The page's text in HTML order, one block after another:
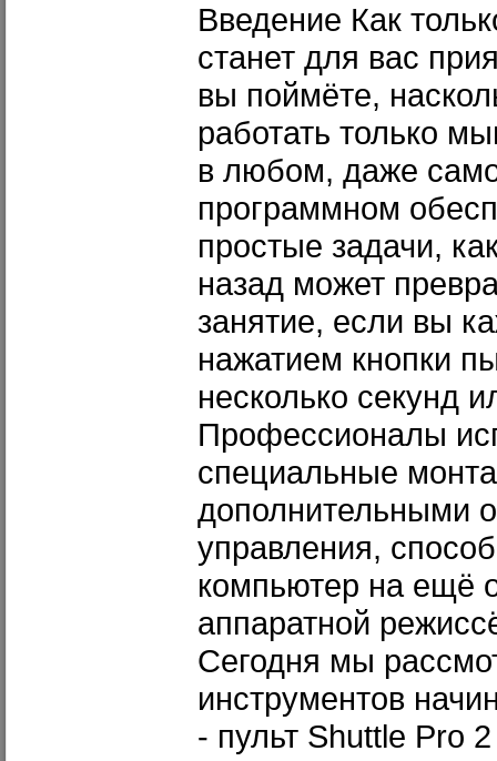
Введение Как
станет для вас
вы поймёте,
работать только
в любом, даже
программном
простые задачи,
назад может
занятие, если вы
нажатием кнопки
несколько секунд
Профессионалы
специальные
дополнительными
управления,
компьютер на ещё
аппаратной
Сегодня мы
инструментов
- пульт Shuttle Pro 2